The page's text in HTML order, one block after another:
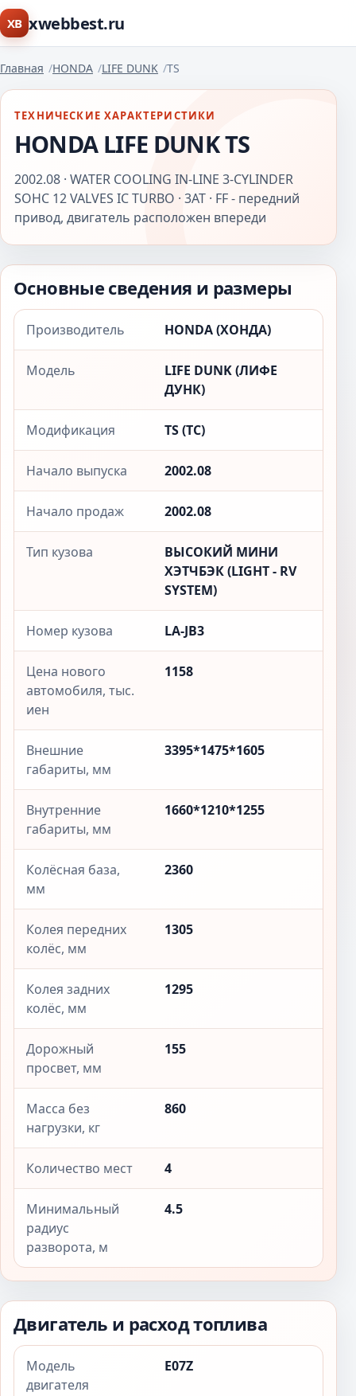
XB xwebbest.ru
Главная HONDA LIFE DUNK TS
ТЕХНИЧЕСКИЕ ХАРАКТЕРИСТИКИ
HONDA LIFE DUNK TS
2002.08 · WATER COOLING IN-LINE 3-CYLINDER
SOHC 12 VALVES IC TURBO · 3AT · FF - передний
привод, двигатель расположен впереди
Основные сведения и размеры
Производитель HONDA (ХОНДА)
Модель
LIFE DUNK (ЛИФЕ
ДУНК)
Модификация TS (ТС)
Начало выпуска 2002.08
Начало продаж 2002.08
Тип кузова
ВЫСОКИЙ МИНИ
ХЭТЧБЭК (LIGHT - RV
SYSTEM)
Номер кузова LA-JB3
Цена нового
автомобиля, тыс.
иен
1158
Внешние
габариты, мм
3395*1475*1605
Внутренние
габариты, мм
1660*1210*1255
Колёсная база,
мм
2360
Колея передних
колёс, мм
1305
Колея задних
колёс, мм
1295
Дорожный
просвет, мм
155
Масса без
нагрузки, кг
860
Количество мест 4
Минимальный
радиус
разворота, м
4.5
Двигатель и расход топлива
Модель
двигателя
E07Z